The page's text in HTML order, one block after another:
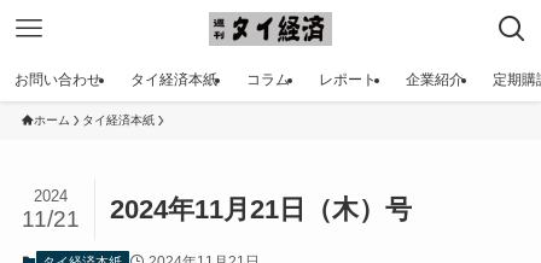
お問い合わせ タイ経済本紙 コラム レポート 企業紹介 定期購
ホーム タイ経済本紙
2024年11月21日（木）号
2024
11/21